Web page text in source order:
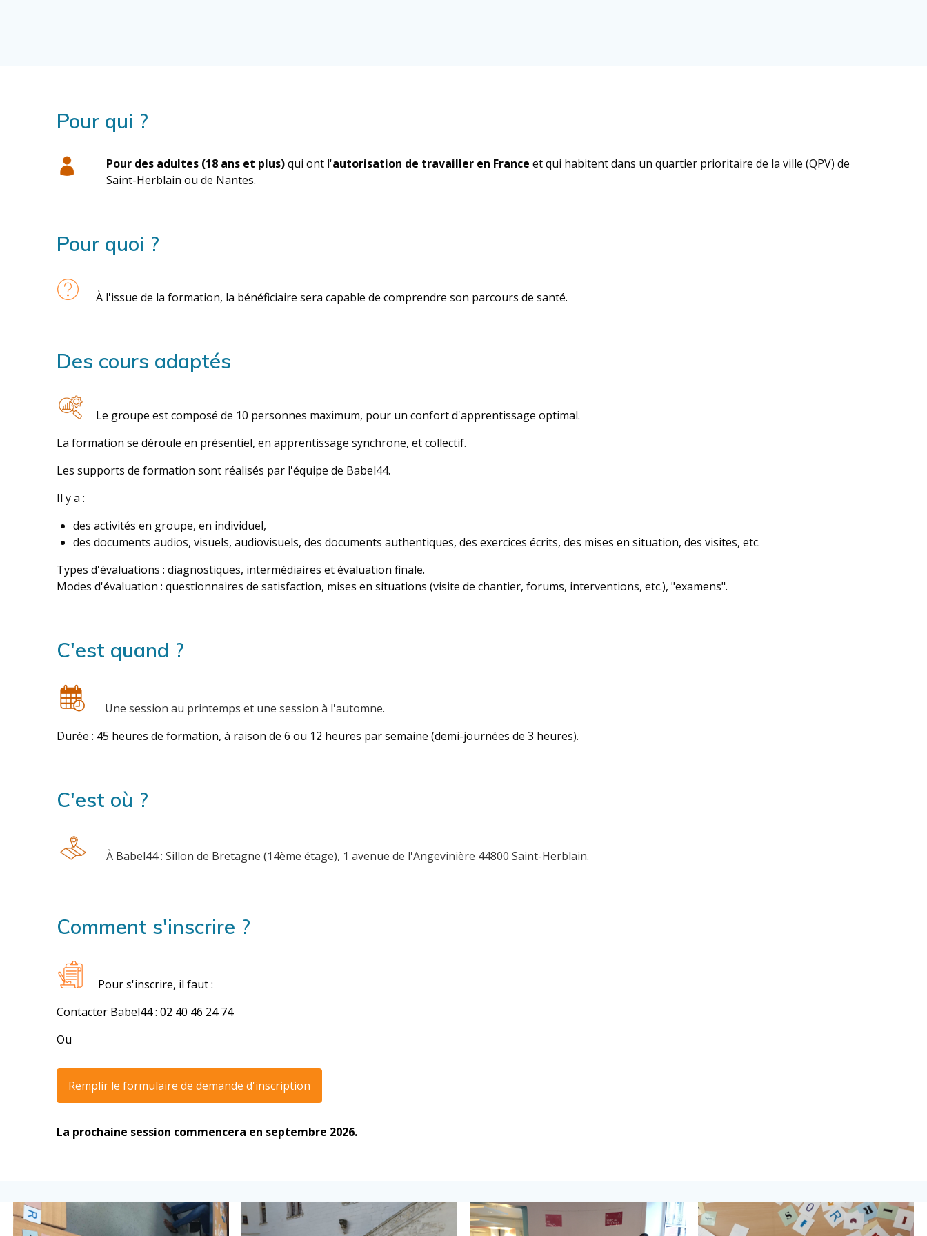
Pour qui ?
Pour des adultes (18 ans et plus)qui ont l'autorisation de travailler en France et qui habitent dans un quartier prioritaire de la ville (QPV) de
Saint-Herblain ou de Nantes.
Pour quoi ?
À l'issue de la formation, la bénéficiaire sera capable de comprendre son parcours de santé.
Des cours adaptés
Le groupe est composé de 10 personnes maximum, pour un confort d'apprentissage optimal.
La formation se déroule en présentiel, en apprentissage synchrone, et collectif.
Les supports de formation sont réalisés par l'équipe de Babel44.
Il y a :
des activités en groupe, en individuel,
des documents audios, visuels, audiovisuels, des documents authentiques, des exercices écrits, des mises en situation, des visites, etc.
Types d'évaluations : diagnostiques, intermédiaires et évaluation finale.
Modes d'évaluation : questionnaires de satisfaction, mises en situations (visite de chantier, forums, interventions, etc.), "examens".
C'est quand ?
Une session au printemps et une session à l'automne.
Durée : 45 heures de formation, à raison de 6 ou 12 heures par semaine (demi-journées de 3 heures).
C'est où ?
À Babel44 : Sillon de Bretagne (14ème étage), 1 avenue de l'Angevinière 44800 Saint-Herblain.
Comment s'inscrire ?
Pour s'inscrire, il faut :
Contacter Babel44 : 02 40 46 24 74
Ou
Remplir le formulaire de demande d'inscription
La prochaine session commencera en septembre 2026.